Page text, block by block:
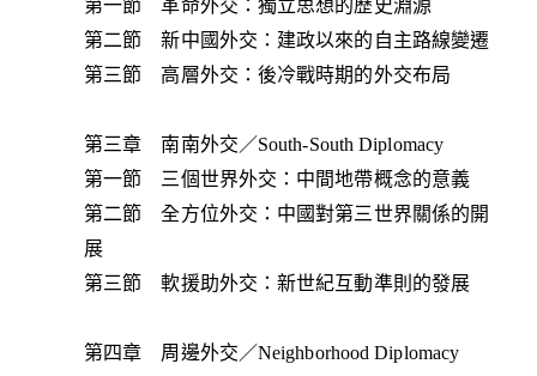
第一節 革命外交：獨立思想的歷史淵源
第二節 新中國外交：建政以來的自主路線變遷
第三節 高層外交：後冷戰時期的外交布局
第三章 南南外交／South-South Diplomacy
第一節 三個世界外交：中間地帶概念的意義
第二節 全方位外交：中國對第三世界關係的開
展
第三節 軟援助外交：新世紀互動準則的發展
第四章 周邊外交／Neighborhood Diplomacy